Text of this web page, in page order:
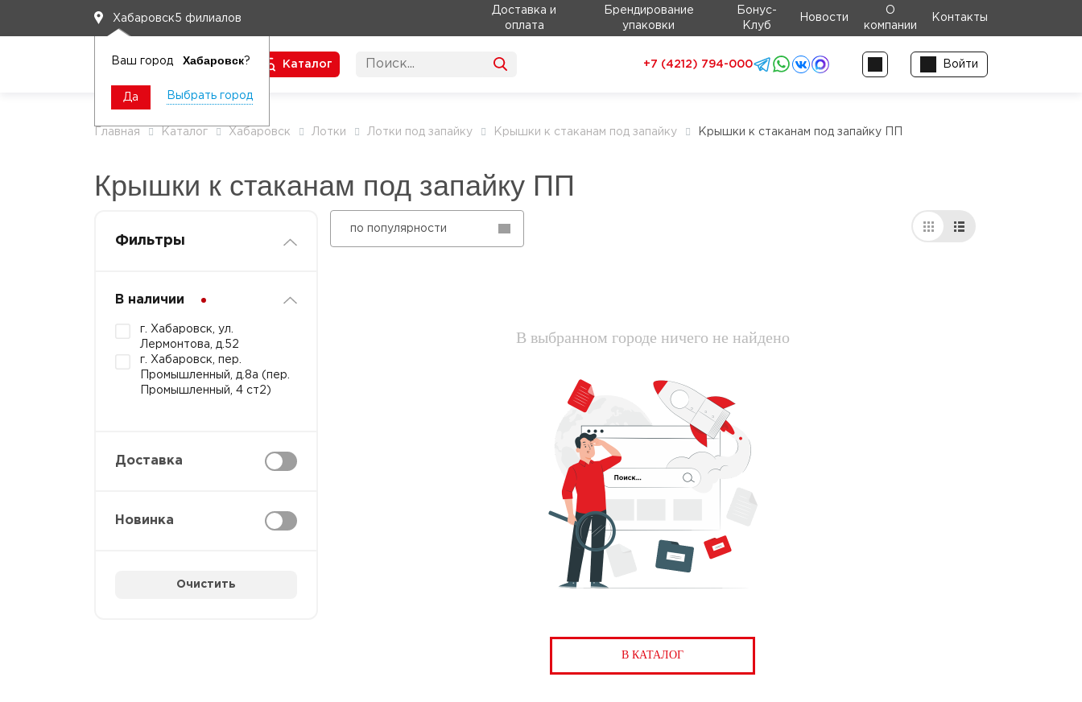
Хабаровск5 филиалов
Ваш город Хабаровск?
Да Выбрать город
Доставка и
оплата
Брендирование
упаковки
Бонус-
Клуб
Новости
О
компании
Контакты
Каталог +7 (4212) 794-000 Войти
Главная Каталог Хабаровск Лотки Лотки под запайку Крышки к стаканам под запайку Крышки к стаканам под запайку ПП
Крышки к стаканам под запайку ПП
Фильтры
В наличии
г. Хабаровск, ул.
Лермонтова, д.52
г. Хабаровск, пер.
Промышленный, д.8а (пер.
Промышленный, 4 ст2)
Доставка
Новинка
Очистить
по популярности
В выбранном городе ничего не найдено
В КАТАЛОГ